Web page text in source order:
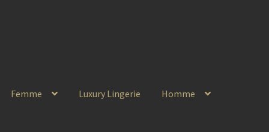
Femme Luxury Lingerie Homme